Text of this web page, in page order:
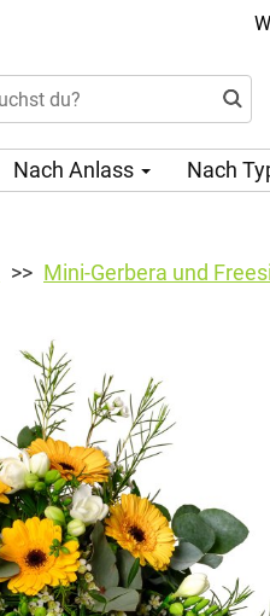
Nach Anlass Nach
Mini-Gerbera und